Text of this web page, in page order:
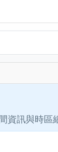
資訊與時區